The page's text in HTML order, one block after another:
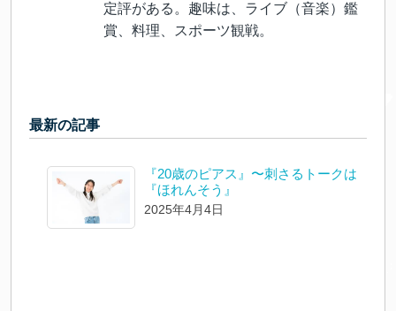
定評がある。趣味は、ライブ（音楽）鑑
賞、料理、スポーツ観戦。
最新の記事
『20歳のピアス』〜刺さるトークは
『ほれんそう』
2025年4月4日